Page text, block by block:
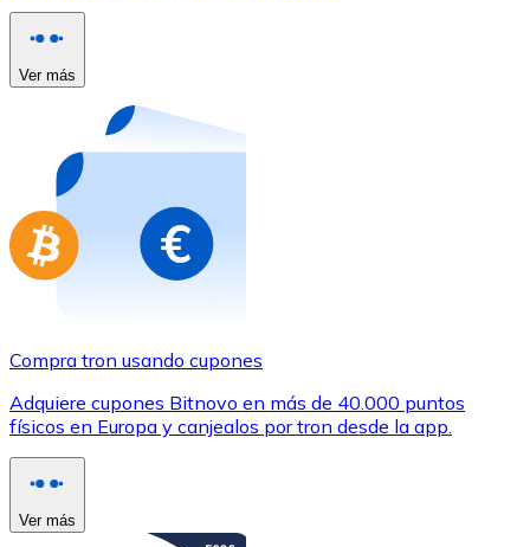
Comprar con tarjeta
Compra tarjetas regalo de tus marcas favoritas con
Ir a la tienda de tarjetas regalo
Ver más
Compra tron usando cupones
Adquiere cupones Bitnovo en más de 40.000 puntos
físicos en Europa y canjealos por tron desde la app.
Ver más